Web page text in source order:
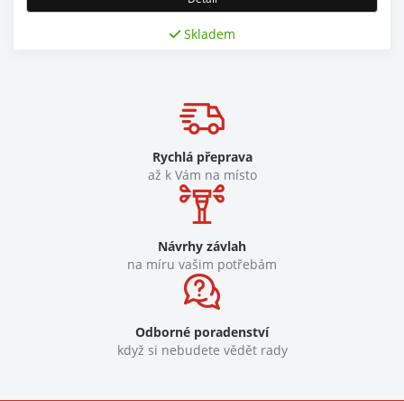
Skladem
Rychlá přeprava
až k Vám na místo
Návrhy závlah
na míru vašim potřebám
Odborné poradenství
když si nebudete vědět rady